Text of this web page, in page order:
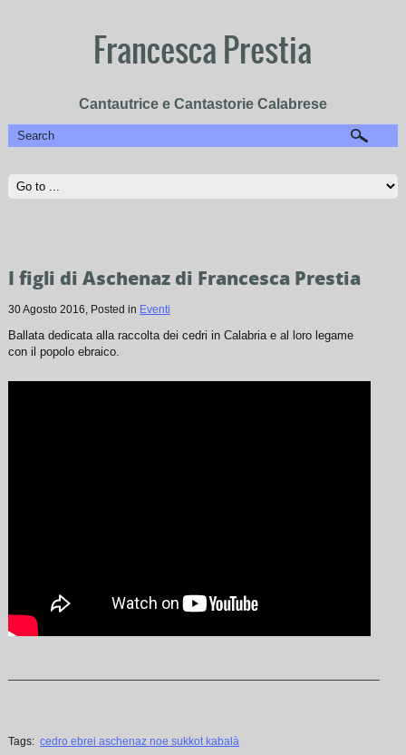
Francesca Prestia
Cantautrice e Cantastorie Calabrese
I figli di Aschenaz di Francesca Prestia
30 Agosto 2016, Posted in Eventi
Ballata dedicata alla raccolta dei cedri in Calabria e al loro legame
con il popolo ebraico.
Tags: cedro ebrei aschenaz noe sukkot kabalà